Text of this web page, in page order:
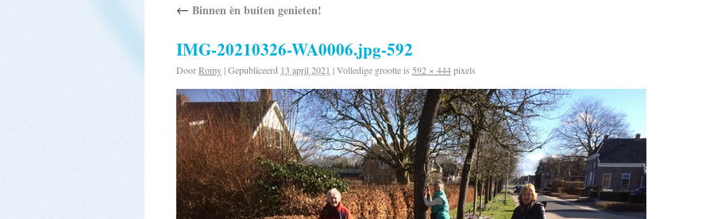
← Binnen èn buiten genieten!
IMG-20210326-WA0006.jpg-592
DoorRomy|Gepubliceerd 13 april 2021 |Volledige grootte is 592 × 444pixels